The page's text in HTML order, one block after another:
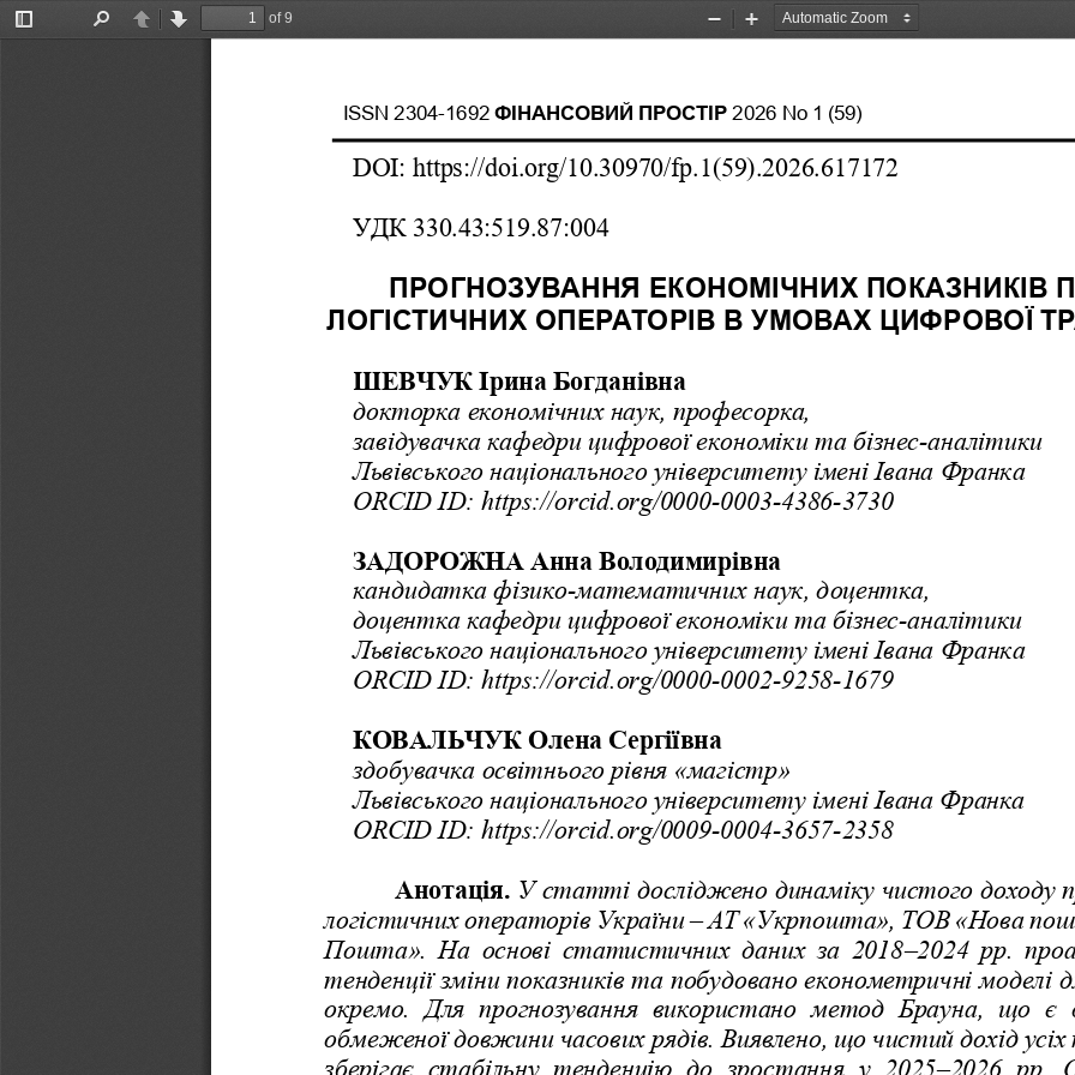
Toggle
PreviousNext
of 9
Zoom
Zoom
ISSN 2304-1692 ФІНАНСОВИЙ ПРОСТІР 2026 No 1 (59)
0)
DOI: https://doi.org/10.30970/fp.1(59).2026.61 7172
УДК 330.43:519.87:004
ПРОГНОЗУВАННЯ ЕКОНОМІЧНИХ ПОКАЗНИКІВ
ЛОГІСТИЧНИХ ОПЕРАТОРІВ В УМОВАХ ЦИФРОВОЇ
ШЕВЧУК Ірина Богданівна
докторка економічних наук, професорка,
завідувачка кафедри цифрової економіки та бізнес-аналітики
Львівського національного університету імені Івана Франка
ORCID ID: https://orcid.org/0000-0003-4386-3730
ЗАДОРОЖНА Анна Володимирівна
кандидатка фізико-математичних наук, доцентка,
доцентка кафедри цифрової економіки та бізнес-аналітики
Львівського національного університету імені Івана Франка
ORCID ID: https://orcid.org/0000-0002-9258-1679
КОВАЛЬЧУК Олена Сергіївна
здобувачка освітнього рівня «магістр»
Львівського національного університету імені Івана Франка
ORCID ID: https://orcid.org/0009-0004-3657-2358
Анотація. У статті досліджено динаміку чистого доходу
логістичних операторів України –АТ «Укрпошта», ТОВ «Нова
Пошта». На основі  статистичних даних за 2018–2024 рр.
тенденції зміни показників та побудовано економетричні моделі
окремо.  Для  прогнозування  використано  метод  Брауна,  що  є
обмеженої довжини часових рядів. Виявлено, що чистий дохід
зберігає  стабільну  тенденцію  до  зростання  у  2025–2026  рр.